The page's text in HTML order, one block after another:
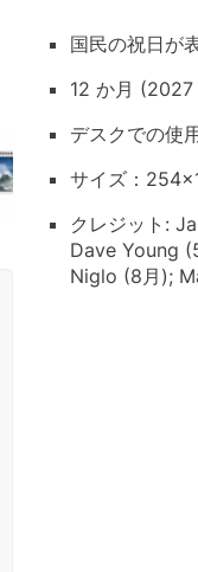
国民の祝日が
12 か月 (2027
デスクでの使
サイズ：
クレジット:
Dave Young
Niglo (8月);